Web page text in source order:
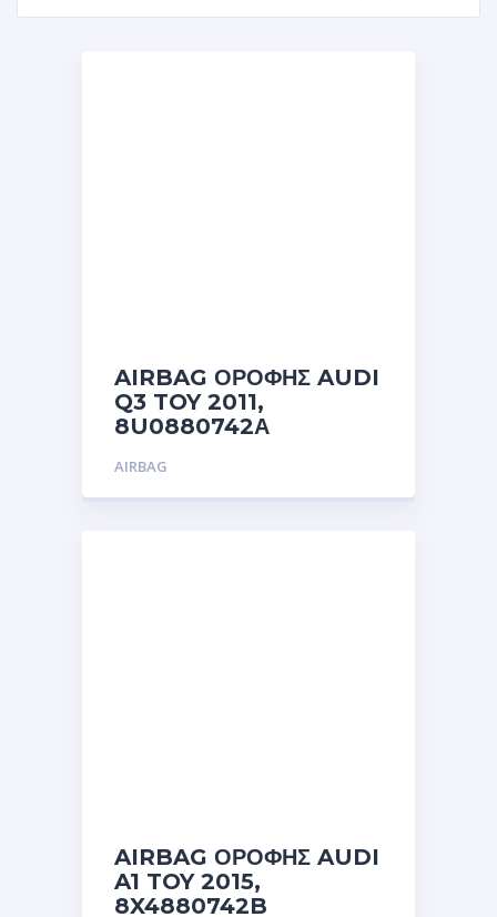
AIRBAG ΟΡΟΦΗΣ AUDI
Q3 TOY 2011,
8U0880742Α
AIRBAG
AIRBAG ΟΡΟΦΗΣ AUDI
A1 TOY 2015,
8X4880742B